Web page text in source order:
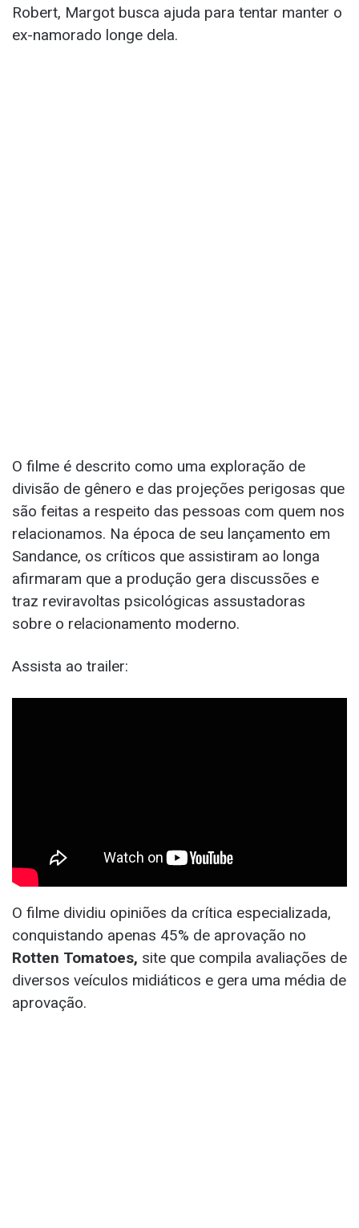
Robert, Margot busca ajuda para tentar manter o
ex-namorado longe dela.
O filme é descrito como uma exploração de
divisão de gênero e das projeções perigosas que
são feitas a respeito das pessoas com quem nos
relacionamos. Na época de seu lançamento em
Sandance, os críticos que assistiram ao longa
afirmaram que a produção gera discussões e
traz reviravoltas psicológicas assustadoras
sobre o relacionamento moderno.
Assista ao trailer:
O filme dividiu opiniões da crítica especializada,
conquistando apenas 45% de aprovação no
Rotten Tomatoes, site que compila avaliações de
diversos veículos midiáticos e gera uma média de
aprovação.